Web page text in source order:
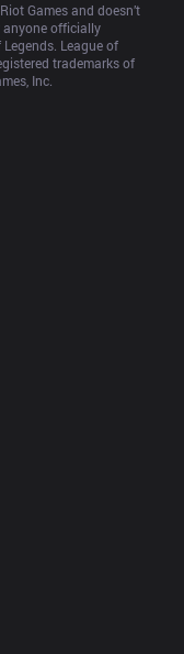
Games and doesn’t
anyone officially
League of
trademarks of
Inc.